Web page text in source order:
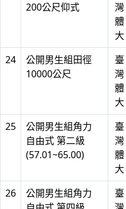
200公尺仰式
灣
體
大
24
公開男生組田徑
10000公尺
臺
灣
體
大
25
公開男生組角力
自由式 第二級
(57.01~65.00)
臺
灣
體
大
26
公開男生組角力
臺